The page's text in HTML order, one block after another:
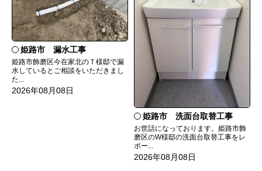
姫路市 漏水工事
姫路市飾磨区今在家北のＴ様邸で漏
水しているとご相談をいただきまし
た...
2026年08月08日
姫路市 洗面台取替工事
お世話になっております。姫路市飾
磨区のW様邸の洗面台取替工事をレ
ポー...
2026年08月08日